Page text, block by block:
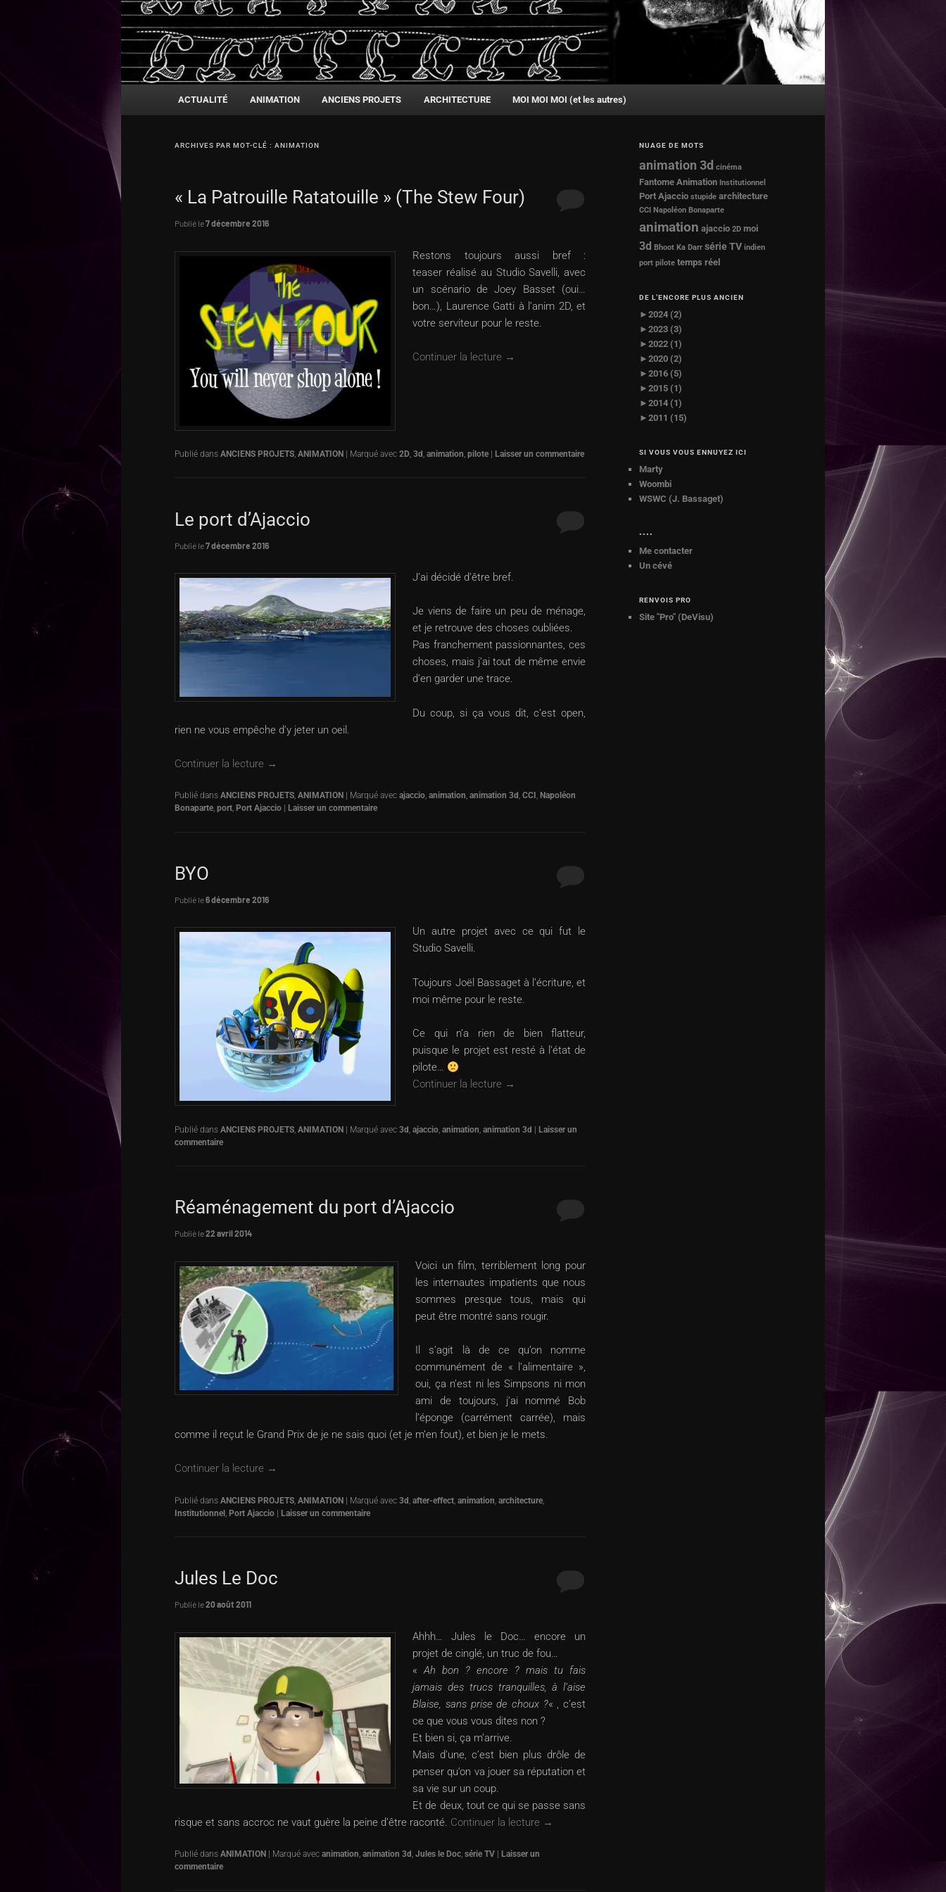
Aller
principal
Aller
secondaire
ACTUALITÉ ANIMATION ANCIENS PROJETS ARCHITECTURE MOI MOI MOI (et les autres)
ARCHIVES PAR MOT-CLÉ : ANIMATION
« La Patrouille Ratatouille » (The Stew Four)
Publié le7 décembre 2016
Restons toujours aussi bref :
teaser réalisé au Studio Savelli, avec
un scénario de Joey Basset (oui…
bon…), Laurence Gatti à l’anim 2D, et
votre serviteur pour le reste.
Continuer la lecture →
Publié dans ANCIENS PROJETS, ANIMATION Marqué avec 2D, 3d , animation, pilote Laisser un commentaire
Le port d’Ajaccio
Publié le7 décembre 2016
J’ai décidé d’être bref.
Je viens de faire un peu de ménage,
et je retrouve des choses oubliées.
Pas franchement passionnantes, ces
choses, mais j’ai tout de même envie
d’en garder une trace.
Du coup, si ça vous dit, c’est open,
rien ne vous empêche d’y jeter un oeil.
Continuer la lecture →
Publié dans ANCIENS PROJETS, ANIMATION Marqué avec ajaccio, animation, animation 3d , CCI , Napoléon
Bonaparte, port, Port Ajaccio Laisser un commentaire
BYO
Publié le6 décembre 2016
Un autre projet avec ce qui fut le
Studio Savelli.
Toujours Joël Bassaget à l’écriture, et
moi même pour le reste.
Ce qui n’a rien de bien flatteur,
puisque le projet est resté à l’état de
pilote…
Continuer la lecture →
Publié dans ANCIENS PROJETS ANIMATION | Marqué avec 3d ajaccio animation animation 3d | Laisser un
commentaire
Réaménagement du port d’Ajaccio
Publié le22 avril 2014
Voici un film, terriblement long pour
les internautes impatients que nous
sommes presque tous, mais qui
peut être montré sans rougir.
Il s’agit là de ce qu’on nomme
communément de « l’alimentaire »,
oui, ça n’est ni les Simpsons ni mon
ami de toujours, j’ai nommé Bob
l’éponge (carrément carrée), mais
comme il reçut le Grand Prix de je ne sais quoi (et je m’en fout), et bien je le mets.
Continuer la lecture →
Publié dans ANCIENS PROJETS ANIMATION | Marqué avec 3d after-effect animation architecture
Institutionnel Port Ajaccio | Laisser un commentaire
Jules Le Doc
Publié le20 août 2011
Ahhh… Jules le Doc… encore un
projet de cinglé, un truc de fou…
«Ah bon ? encore ? mais tu fais
jamais des trucs tranquilles, à l’aise
Blaise, sans prise de choux ?« , c’est
ce que vous vous dites non ?
Et bien si, ça m’arrive.
Mais d’une, c’est bien plus drôle de
penser qu’on va jouer sa réputation et
sa vie sur un coup.
Et de deux, tout ce qui se passe sans
risque et sans accroc ne vaut guère la peine d’être raconté. Continuer la lecture →
Publié dans ANIMATION Marqué avec animation, animation 3d , Jules le Doc, série TV
Laisser un
commentaire
NUAGE DE MOTS
animation 3d cinéma
Fantome Animation Institutionnel
Port Ajaccio stupide architecture
CCI Napoléon Bonaparte
animation ajaccio 2D moi
3d Bhoot Ka Darr série TV indien
port pilote temps réel
DE L’ENCORE PLUS ANCIEN
► 2024 (2)
► 2023 (3)
► 2022 (1)
► 2020 (2)
► 2016 (5)
► 2015 (1)
► 2014 (1)
► 2011 (15)
SI VOUS VOUS ENNUYEZ ICI
Marty
Woombi
WSWC (J. Bassaget)
••••
Me contacter
Un cévé
RENVOIS PRO
Site "Pro" (DeVisu)